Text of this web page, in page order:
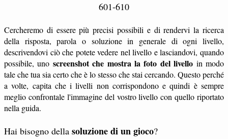
601-610
Cercheremo di essere più precisi possibili e di rendervi la ricerca
della risposta, parola o soluzione in generale di ogni livello,
descrivendovi ciò che potete vedere nel livello e lasciandovi, quando
possibile, uno screenshot che mostra la foto del livello in modo
tale che tua sia certo che è lo stesso che stai cercando. Questo perché
a volte, capita che i livelli non corrispondono e quindi è sempre
meglio confrontale l'immagine del vostro livello con quello riportato
nella guida.
Hai bisogno della soluzione di un gioco?